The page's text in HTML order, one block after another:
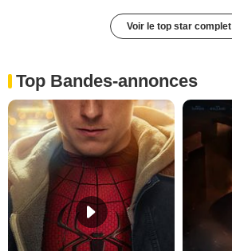
Voir le top star complet
Top Bandes-annonces